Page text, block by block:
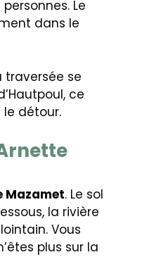
Le
dans le
se
ce
détour.
Mazamet. Le sol
la rivière
Vous
plus sur la